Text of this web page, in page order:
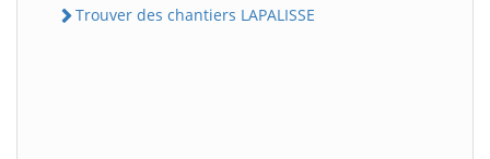
Trouver des chantiers LAPALISSE